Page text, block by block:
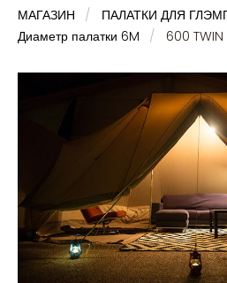
МАГАЗИН
ПАЛАТКИ ДЛЯ
Диаметр палатки 6M
600 TWIN